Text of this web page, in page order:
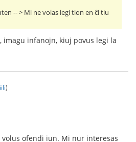
-- > Mi ne volas legi tion en ĉi tiu
imagu infanojn, kiuj povus legi la
)
ofendi iun. Mi nur interesas